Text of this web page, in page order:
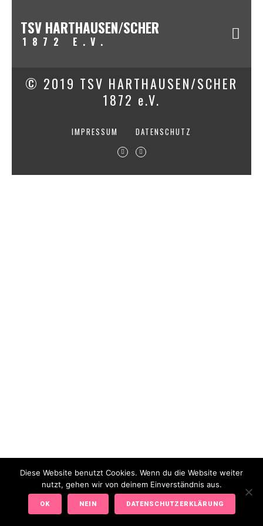
TSV HARTHAUSEN/SCHER
1872 E.V.
© 2019 TSV HARTHAUSEN/SCHER
1872 e.V.
IMPRESSUM DATENSCHUTZ
Diese Website benutzt Cookies. Wenn du die Website weiter
nutzt, gehen wir von deinem Einverständnis aus.
OK NEIN DATENSCHUTZERKLÄRUNG